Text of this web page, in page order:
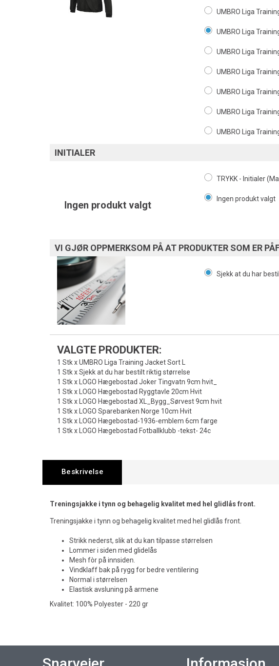
UMBRO Liga
UMBRO Liga
UMBRO Liga
UMBRO Liga
UMBRO Liga
UMBRO Liga
UMBRO Liga
INITIALER
Ingen produkt valgt
TRYKK - Initialer
Ingen produkt valgt
VI GJØR OPPMERKSOM PÅ AT PRODUKTER SOM ER
Sjekk at du har
VALGTE PRODUKTER:
1 Stk x UMBRO Liga Training Jacket Sort L
1 Stk x Sjekk at du har bestilt riktig størrelse
1 Stk x LOGO Hægebostad Joker Tingvatn 9cm hvit_
1 Stk x LOGO Hægebostad Ryggtavle 20cm Hvit
1 Stk x LOGO Hægebostad XL_Bygg_Sørvest 9cm hvit
1 Stk x LOGO Sparebanken Norge 10cm Hvit
1 Stk x LOGO Hægebostad-1936-emblem 6cm farge
1 Stk x LOGO Hægebostad Fotballklubb -tekst- 24c
Beskrivelse
Treningsjakke i tynn og behagelig kvalitet med hel glidlås front.
Treningsjakke i tynn og behagelig kvalitet med hel glidlås front.
Strikk nederst, slik at du kan tilpasse størrelsen
Lommer i siden med glidelås
Mesh fòr på innsiden.
Vindklaff bak på rygg for bedre ventilering
Normal i størrelsen
Elastisk avsluning på armene
Kvalitet: 100% Polyester - 220 gr